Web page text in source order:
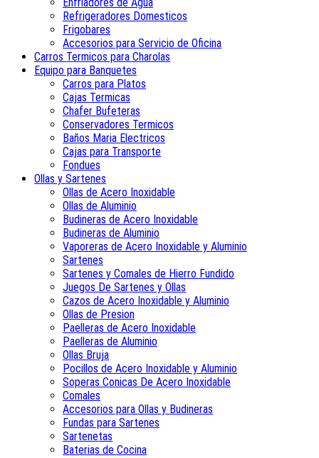
Refrigeradores Domesticos
Frigobares
Accesorios para Servicio de Oficina
Carros Termicos para Charolas
Equipo para Banquetes
Carros para Platos
Cajas Termicas
Chafer Bufeteras
Conservadores Termicos
Baños Maria Electricos
Cajas para Transporte
Fondues
Ollas y Sartenes
Ollas de Acero Inoxidable
Ollas de Aluminio
Budineras de Acero Inoxidable
Budineras de Aluminio
Vaporeras de Acero Inoxidable y Aluminio
Sartenes
Sartenes y Comales de Hierro Fundido
Juegos De Sartenes y Ollas
Cazos de Acero Inoxidable y Aluminio
Ollas de Presion
Paelleras de Acero Inoxidable
Paelleras de Aluminio
Ollas Bruja
Pocillos de Acero Inoxidable y Aluminio
Soperas Conicas De Acero Inoxidable
Comales
Accesorios para Ollas y Budineras
Fundas para Sartenes
Sartenetas
Baterias de Cocina